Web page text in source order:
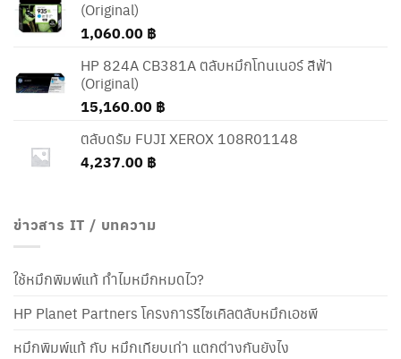
(Original)
1,060.00 ฿
HP 824A CB381A ตลับหมึกโทนเนอร์ สีฟ้า
(Original)
15,160.00 ฿
ตลับดรัม FUJI XEROX 108R01148
4,237.00 ฿
ข่าวสาร IT / บทความ
ใช้หมึกพิมพ์แท้ ทำไมหมึกหมดไว?
HP Planet Partners โครงการรีไซเคิลตลับหมึกเอชพี
หมึกพิมพ์แท้ กับ หมึกเทียบเท่า แตกต่างกันยังไง